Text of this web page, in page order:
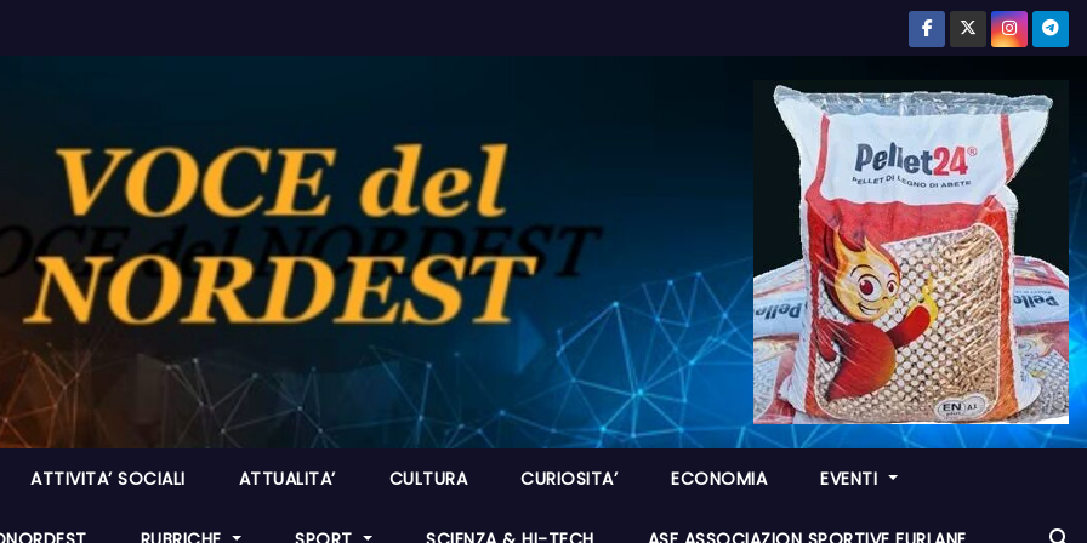
ATTIVITA’ SOCIALI ATTUALITA’ CULTURA CURIOSITA’ ECONOMIA EVENTI